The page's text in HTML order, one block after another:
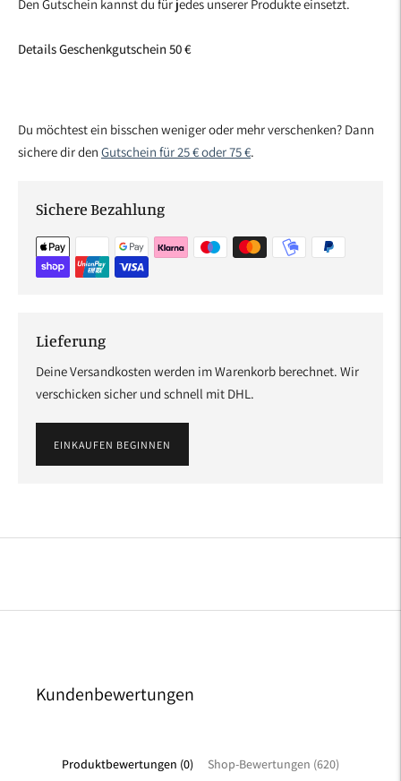
Den Gutschein kannst du für jedes unserer Produkte einsetzt.
Details Geschenkgutschein 50 €
Du möchtest ein bisschen weniger oder mehr verschenken? Dann
sichere dir den Gutschein für 25 € oder 75 €.
Sichere Bezahlung
Lieferung
Deine Versandkosten werden im Warenkorb berechnet. Wir
verschicken sicher und schnell mit DHL.
EINKAUFEN BEGINNEN
in
Kundenbewertungen
Produktbewertungen (0) Shop-Bewertungen (620)